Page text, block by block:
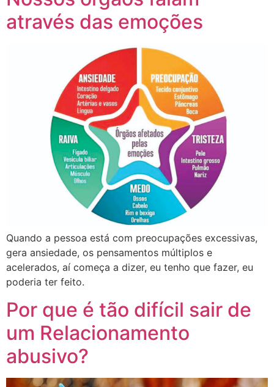
através das emoções
Quando a pessoa está com preocupações excessivas,
gera ansiedade, os pensamentos múltiplos e
acelerados, aí começa a dizer, eu tenho que fazer, eu
poderia ter feito.
Por que é tão difícil sair de
um Relacionamento
abusivo?